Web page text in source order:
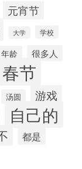
元宵节
大学 学校
年龄
很多人
春节
汤圆 游戏
自己的
都是